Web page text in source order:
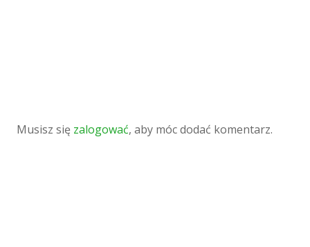
Musisz się zalogować, aby móc dodać komentarz.